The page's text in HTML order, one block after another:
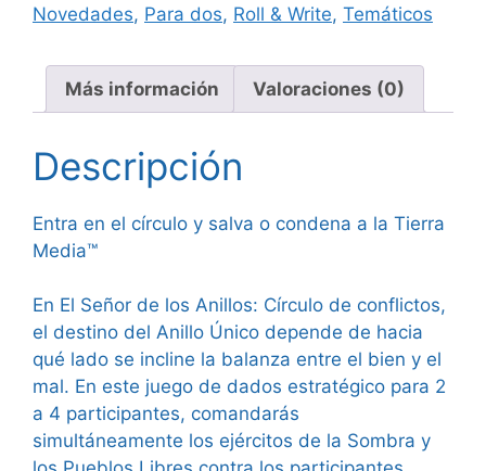
de
cantidad
Novedades, Para dos, Roll & Write, Temáticos
Más información Valoraciones (0)
Descripción
Entra en el círculo y salva o condena a la Tierra
Media™
En El Señor de los Anillos: Círculo de conflictos,
el destino del Anillo Único depende de hacia
qué lado se incline la balanza entre el bien y el
mal. En este juego de dados estratégico para 2
a 4 participantes, comandarás
simultáneamente los ejércitos de la Sombra y